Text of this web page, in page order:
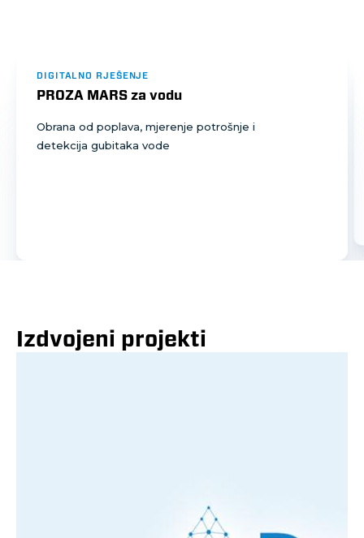
DIGITALNO RJEŠENJE
PROZA MARS za vodu
Obrana od poplava, mjerenje potrošnje i
detekcija gubitaka vode
Izdvojeni projekti